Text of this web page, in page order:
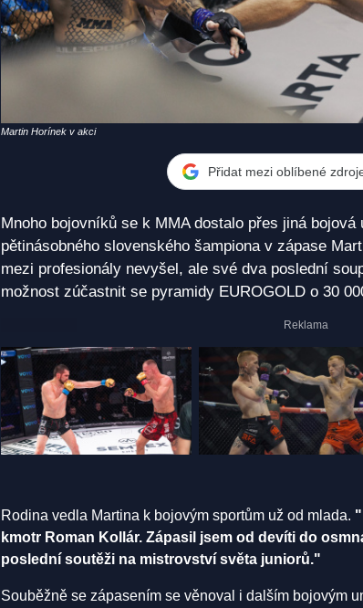
Martin Horínek v akci
Přidat mezi oblíbené
Mnoho bojovníků se k MMA dostalo přes jiná
pětinásobného slovenského šampiona v zápase
mezi profesionály nevyšel, ale své dva poslední
možnost zúčastnit se pyramidy EUROGOLD o 30
Rodina vedla Martina k bojovým sportům už od mlada.
kmotr Roman Kollár. Zápasil jsem od devíti do
poslední soutěži na mistrovství světa juniorů."
Souběžně se zápasením se věnoval i dalším bojovým